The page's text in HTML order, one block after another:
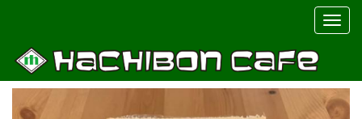
メニュー